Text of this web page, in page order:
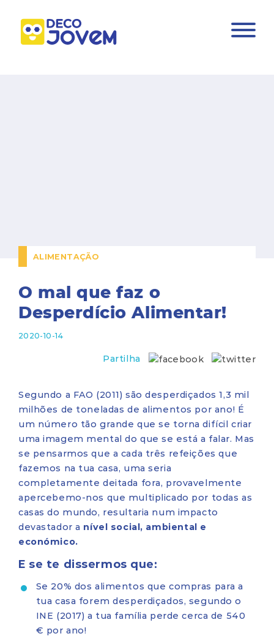
O mal que faz o
Desperdício Alimentar!
2020-10-14
Partilha
Segundo a FAO (2011) são desperdiçados 1,3 mil
milhões de toneladas de alimentos por ano! É
um número tão grande que se torna difícil criar
uma imagem mental do que se está a falar. Mas
se pensarmos que a cada três refeições que
fazemos na tua casa, uma seria
completamente deitada fora, provavelmente
apercebemo-nos que multiplicado por todas as
casas do mundo, resultaria num impacto
devastador a nível social, ambiental e
económico.
E se te dissermos que:
Se 20% dos alimentos que compras para a
tua casa forem desperdiçados, segundo o
INE (2017) a tua família perde cerca de 540
€ por ano!
ALIMENTAÇÃO